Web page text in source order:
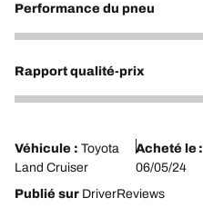
Performance du pneu
4
Rapport qualité-prix
4
Véhicule : Toyota
Land Cruiser
Acheté le :
06/05/24
Publié sur DriverReviews